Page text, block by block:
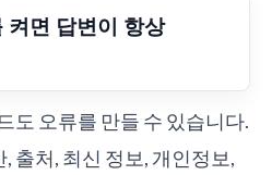
켜면 답변이 항상
도 오류를 만들 수 있습니다.
출처, 최신 정보, 개인정보,